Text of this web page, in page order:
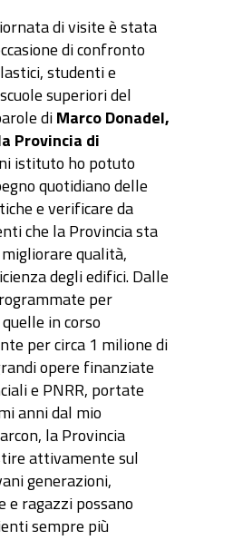
di visite è stata
di confronto
studenti e
superiori del
diMarco Donadel,
Provincia di
istituto ho potuto
quotidiano delle
e verificare da
che la Provincia sta
qualità,
degli edifici. Dalle
per
in corso
per circa 1 milione di
opere finanziate
e PNRR, portate
anni dal mio
la Provincia
attivamente sul
generazioni,
e ragazzi possano
sempre più